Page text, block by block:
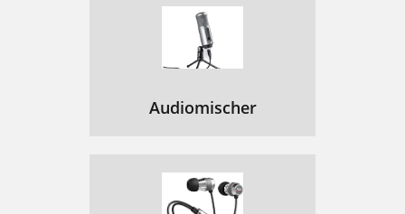
Audiomischer